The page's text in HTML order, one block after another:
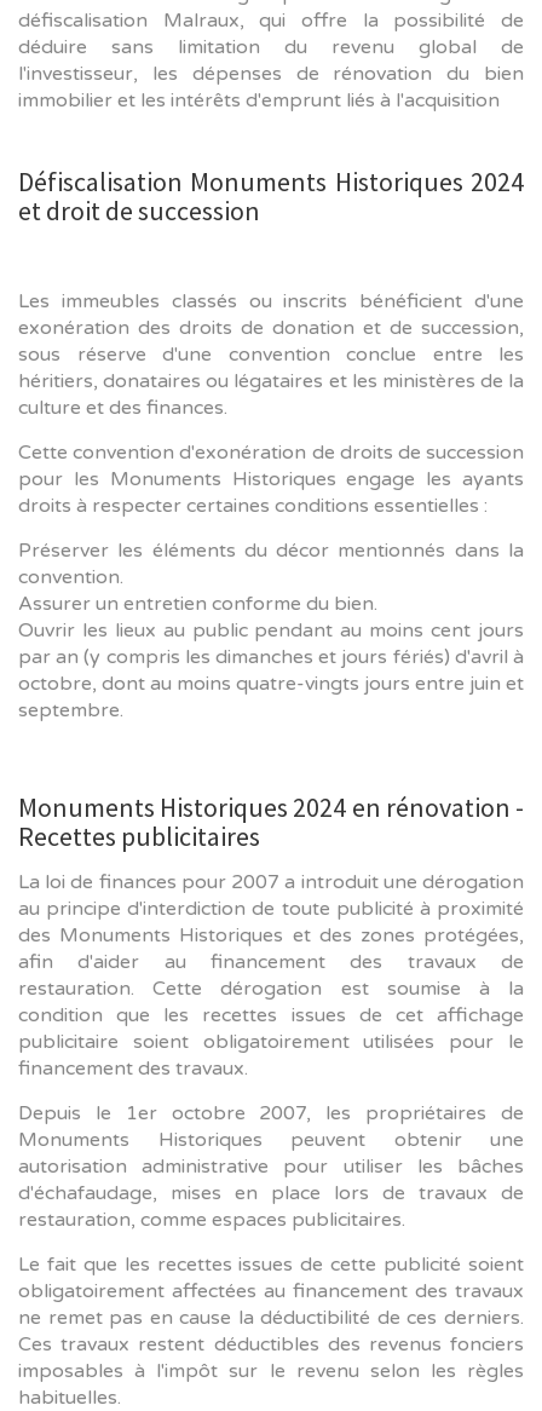
défiscalisation Malraux, qui offre la possibilité de
déduire sans limitation du revenu global de
l'investisseur, les dépenses de rénovation du bien
immobilier et les intérêts d'emprunt liés à l'acquisition
Défiscalisation Monuments Historiques 2024
et droit de succession
Les immeubles classés ou inscrits bénéficient d'une
exonération des droits de donation et de succession,
sous réserve d'une convention conclue entre les
héritiers, donataires ou légataires et les ministères de la
culture et des finances.
Cette convention d'exonération de droits de succession
pour les Monuments Historiques engage les ayants
droits à respecter certaines conditions essentielles :
Préserver les éléments du décor mentionnés dans la
convention.
Assurer un entretien conforme du bien.
Ouvrir les lieux au public pendant au moins cent jours
par an (y compris les dimanches et jours fériés) d'avril à
octobre, dont au moins quatre-vingts jours entre juin et
septembre.
Monuments Historiques 2024 en rénovation -
Recettes publicitaires
La loi de finances pour 2007 a introduit une dérogation
au principe d'interdiction de toute publicité à proximité
des Monuments Historiques et des zones protégées,
afin d'aider au financement des travaux de
restauration. Cette dérogation est soumise à la
condition que les recettes issues de cet affichage
publicitaire soient obligatoirement utilisées pour le
financement des travaux.
Depuis le 1er octobre 2007, les propriétaires de
Monuments Historiques peuvent obtenir une
autorisation administrative pour utiliser les bâches
d'échafaudage, mises en place lors de travaux de
restauration, comme espaces publicitaires.
Le fait que les recettes issues de cette publicité soient
obligatoirement affectées au financement des travaux
ne remet pas en cause la déductibilité de ces derniers.
Ces travaux restent déductibles des revenus fonciers
imposables à l'impôt sur le revenu selon les règles
habituelles.